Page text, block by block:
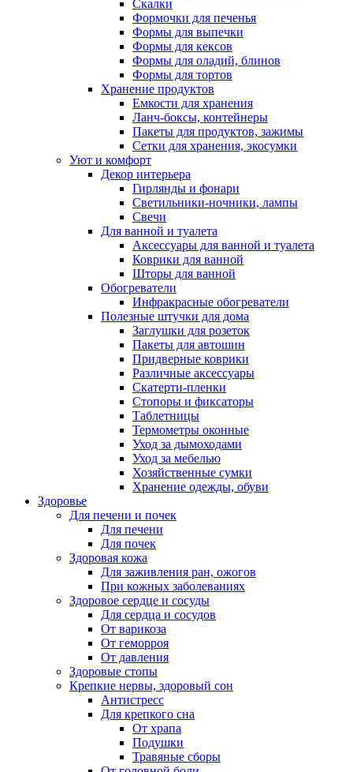
Скалки
Формочки для печенья
Формы для выпечки
Формы для кексов
Формы для оладий, блинов
Формы для тортов
Хранение продуктов
Емкости для хранения
Ланч-боксы, контейнеры
Пакеты для продуктов, зажимы
Сетки для хранения, экосумки
Уют и комфорт
Декор интерьера
Гирлянды и фонари
Светильники-ночники, лампы
Свечи
Для ванной и туалета
Аксессуары для ванной и туалета
Коврики для ванной
Шторы для ванной
Обогреватели
Инфракрасные обогреватели
Полезные штучки для дома
Заглушки для розеток
Пакеты для автошин
Придверные коврики
Различные аксессуары
Скатерти-пленки
Стопоры и фиксаторы
Таблетницы
Термометры оконные
Уход за дымоходами
Уход за мебелью
Хозяйственные сумки
Хранение одежды, обуви
Здоровье
Для печени и почек
Для печени
Для почек
Здоровая кожа
Для заживления ран, ожогов
При кожных заболеваниях
Здоровое сердце и сосуды
Для сердца и сосудов
От варикоза
От геморроя
От давления
Здоровые стопы
Крепкие нервы, здоровый сон
Антистресс
Для крепкого сна
От храпа
Подушки
Травяные сборы